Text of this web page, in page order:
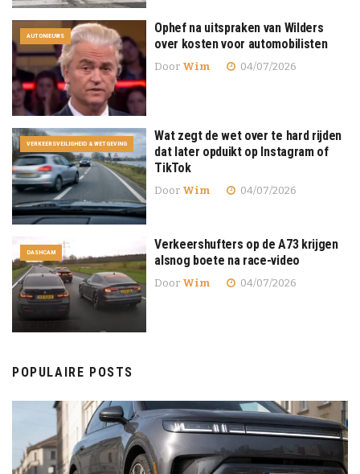
AUTONIEUWS
Ophef na uitspraken van Wilders
over kosten voor automobilisten
Door Wim 04/07/2026
VERKEERSVEILIGHEID & WETGEVING
Wat zegt de wet over te hard rijden
dat later opduikt op Instagram of
TikTok
Door Wim 04/07/2026
DASHCAM
Verkeershufters op de A73 krijgen
alsnog boete na race-video
Door Wim 04/07/2026
POPULAIRE POSTS